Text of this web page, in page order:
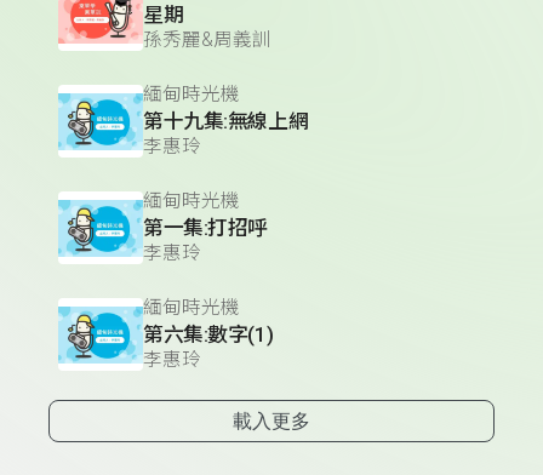
星期
孫秀麗&周義訓
緬甸時光機
第十九集:無線上網
李惠玲
緬甸時光機
第一集:打招呼
李惠玲
緬甸時光機
第六集:數字(1)
李惠玲
載入更多